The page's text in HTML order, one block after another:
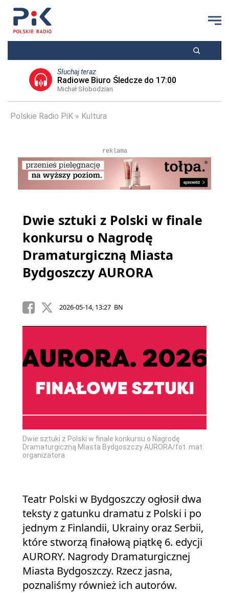
Słuchaj teraz
Radiowe Biuro Śledcze do 17:00
Michał Słobodzian
Polskie Radio PiK Kultura
reklama
Dwie sztuki z Polski w finale
konkursu o Nagrodę
Dramaturgiczną Miasta
Bydgoszczy AURORA
2026-05-14, 13:27 BN
Dwie sztuki z Polski w finale konkursu o Nagrodę
Dramaturgiczną Miasta Bydgoszczy AURORA/fot. mat.
organizatora
Teatr Polski w Bydgoszczy ogłosił dwa
teksty z gatunku dramatu z Polski i po
jednym z Finlandii, Ukrainy oraz Serbii,
które stworzą finałową piątkę 6. edycji
AURORY. Nagrody Dramaturgicznej
Miasta Bydgoszczy. Rzecz jasna,
poznaliśmy również ich autorów.